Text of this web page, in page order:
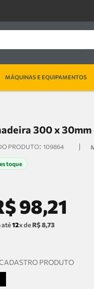
MÁQUINAS E EQUIPAMENTOS
300 x
: 109864
98,21
até12x deR$8,73
PRODUTO